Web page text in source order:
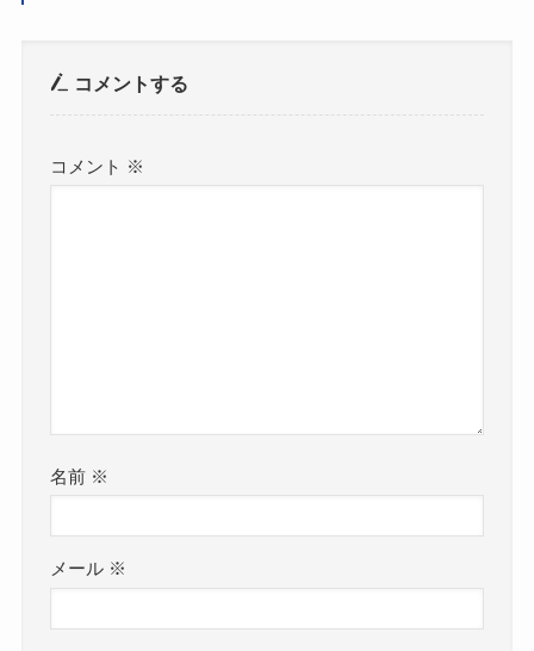
コメントする
コメント ※
名前 ※
メール ※